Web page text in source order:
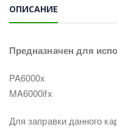
ОПИСАНИЕ
Предназначен для
PA6000x
MA6000ifx
Для заправки данного